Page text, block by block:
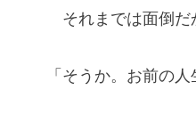
それまでは面倒だ
「そうか。お前の